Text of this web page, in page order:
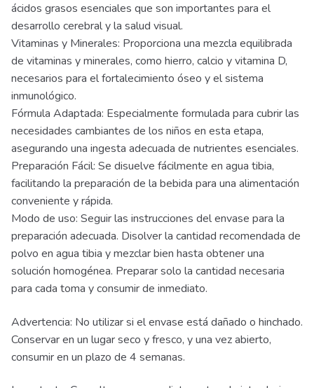
ácidos grasos esenciales que son importantes para el
desarrollo cerebral y la salud visual.
Vitaminas y Minerales: Proporciona una mezcla equilibrada
de vitaminas y minerales, como hierro, calcio y vitamina D,
necesarios para el fortalecimiento óseo y el sistema
inmunológico.
Fórmula Adaptada: Especialmente formulada para cubrir las
necesidades cambiantes de los niños en esta etapa,
asegurando una ingesta adecuada de nutrientes esenciales.
Preparación Fácil: Se disuelve fácilmente en agua tibia,
facilitando la preparación de la bebida para una alimentación
conveniente y rápida.
Modo de uso: Seguir las instrucciones del envase para la
preparación adecuada. Disolver la cantidad recomendada de
polvo en agua tibia y mezclar bien hasta obtener una
solución homogénea. Preparar solo la cantidad necesaria
para cada toma y consumir de inmediato.
Advertencia: No utilizar si el envase está dañado o hinchado.
Conservar en un lugar seco y fresco, y una vez abierto,
consumir en un plazo de 4 semanas.